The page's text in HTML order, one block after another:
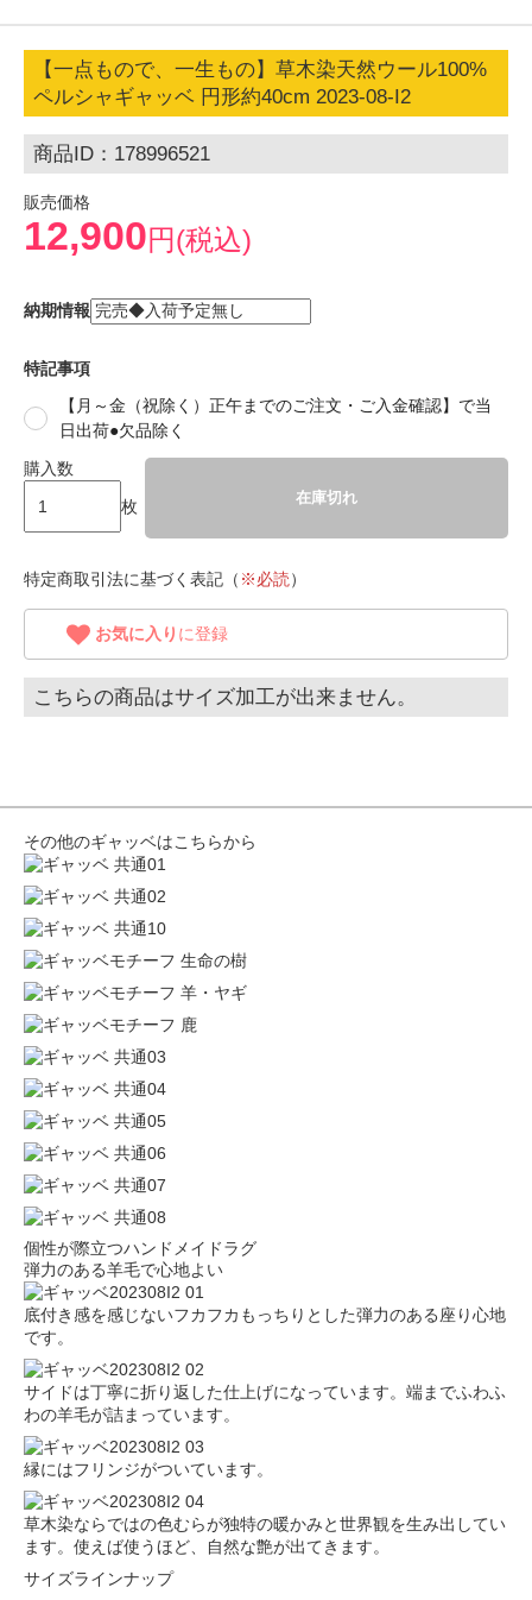
【一点もので、一生もの】草木染天然ウール100%
ペルシャギャッベ 円形約40cm 2023-08-I2
商品ID：178996521
販売価格
12,900円(税込)
納期情報
特記事項
【月～金（祝除く）正午までのご注文・ご入金確認】で当
日出荷●欠品除く
購入数
枚
在庫切れ
特定商取引法に基づく表記（ ※必読）
お気に入り に登録
こちらの商品はサイズ加工が出来ません。
その他のギャッベはこちらから
個性が際立つハンドメイドラグ
弾力のある羊毛で心地よい
底付き感を感じないフカフカもっちりとした弾力のある座り心地
です。
サイドは丁寧に折り返した仕上げになっています。端までふわふ
わの羊毛が詰まっています。
縁にはフリンジがついています。
草木染ならではの色むらが独特の暖かみと世界観を生み出してい
ます。使えば使うほど、自然な艶が出てきます。
サイズラインナップ